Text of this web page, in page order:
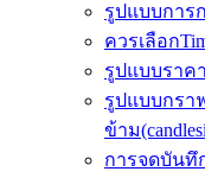
รูปแบบการ
ควรเลือก
รูปแบบราค
รูปแบบกรา
ข้าม
การจดบันทึ